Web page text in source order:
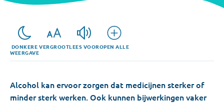
DONKERE
WEERGAVE
VERGROOTLEES VOOROPEN ALLE
Alcohol kan ervoor zorgen dat medicijnen sterker of
minder sterk werken. Ook kunnen bijwerkingen vaker